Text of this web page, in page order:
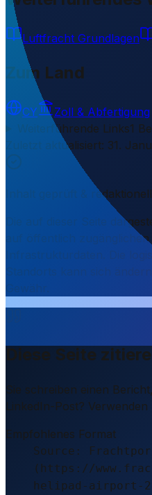
Luftfracht Grundlagen
Zum Land
CY
Zoll & Abfertigung
Weiterführende Links1
Zuletzt aktualisiert: 31.
Inhalt geprüft &
Die auf dieser Seite
auf öffentlich
Infrastrukturdaten. Die
Standorts kann sich
Diese Seite
Sie schreiben einen
LinkedIn-Post? Verwenden
Empfohlenes Format
Source:
(https://
helipad-airport-